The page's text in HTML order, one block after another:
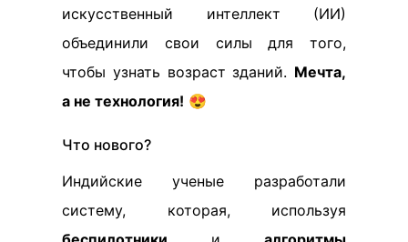
искусственный интеллект (ИИ)
объединили свои силы для того,
чтобы узнать возраст зданий. Мечта,
а не технология! 😍
Что нового?
Индийские ученые разработали
систему, которая, используя